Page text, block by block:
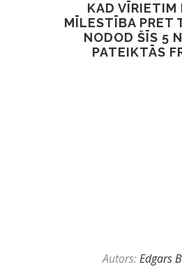
KAD VĪRIETIM
MĪLESTĪBA PRET
NODOD ŠĪS 5
PATEIKTĀS
Autors:Edgars